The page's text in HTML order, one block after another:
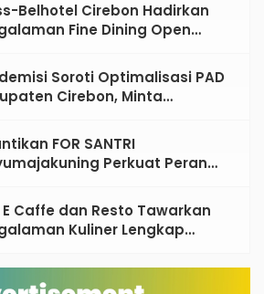
Belhotel Cirebon Hadirkan
Fine Dining Open
Soroti Optimalisasi PAD
Cirebon, Minta
Wacana
FOR SANTRI
Perkuat Peran
Caffe dan Resto Tawarkan
Kuliner Lengkap